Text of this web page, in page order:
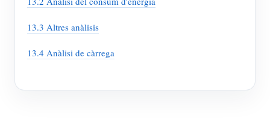
13.3 Altres anàlisis
13.4 Anàlisi de càrrega